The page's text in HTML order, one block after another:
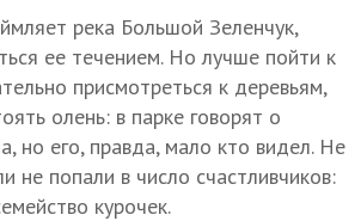
река Большой Зеленчук,
ее течением. Но лучше пойти к
присмотреться к деревьям,
олень: в парке говорят о
но его, правда, мало кто видел. Не
не попали в число счастливчиков:
курочек.